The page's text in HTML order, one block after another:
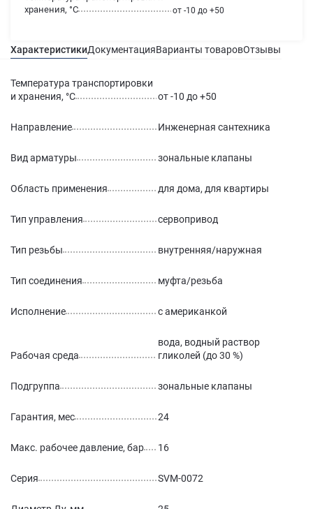
хранения, °С
от -10 до +50
ХарактеристикиДокументацияВарианты товаровОтзывы
Температура транспортировки
и хранения, °С
от -10 до +50
Направление Инженерная сантехника
Вид арматуры зональные клапаны
Область применения для дома, для квартиры
Тип управления сервопривод
Тип резьбы внутренняя/наружная
Тип соединения муфта/резьба
Исполнение с американкой
Рабочая среда
вода, водный раствор
гликолей (до 30 %)
Подгруппа зональные клапаны
Гарантия, мес 24
Макс. рабочее давление, бар 16
Серия SVM-0072